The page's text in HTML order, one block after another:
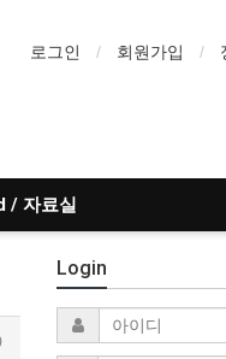
로그인 회원가입
/ 자료실
Login